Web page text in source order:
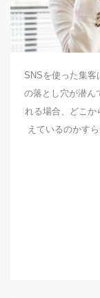
SNSを使った集客
の落とし穴が潜ん
れる場合、どこか
えているのかす